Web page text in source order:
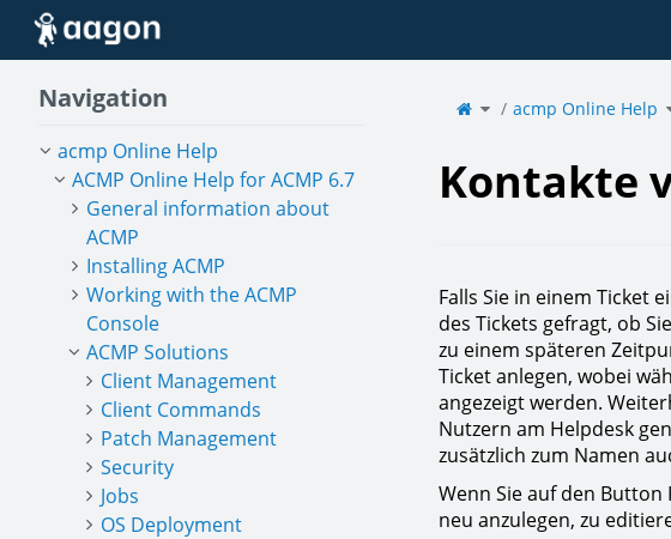
Home
Toggle
the
parent
tree
acmp Online Help
Kontakte
Falls Sie in einem Ticket
des Tickets gefragt, ob
zu einem späteren
Ticket anlegen, wobei
angezeigt werden.
Nutzern am Helpdesk
zusätzlich zum Namen
Wenn Sie auf den
neu anzulegen, zu
Navigation
acmp Online Help
ACMP Online Help for ACMP 6.7
General information about
ACMP
Installing ACMP
Working with the ACMP
Console
ACMP Solutions
Client Management
Client Commands
Patch Management
Security
Jobs
OS Deployment